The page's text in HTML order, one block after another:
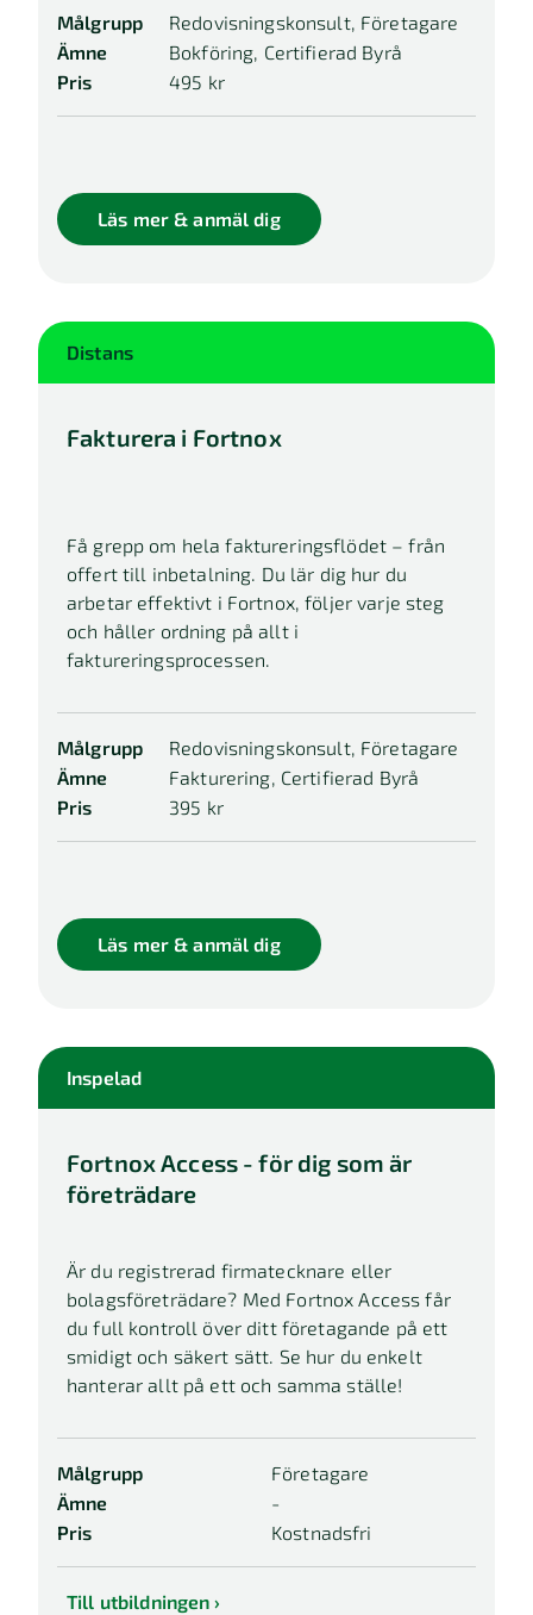
Kundkännedom
Bokslut & Skatt
Rapport & Analys
Visa fler
Utbildningstyp
Inspelad
Distans
På plats
Kostnad
Alla
Kostnadsfri
Målgrupp
Redovisningskonsult, Företagare
Ämne
Bokföring, Certifierad Byrå
Pris
495 kr
Läs mer & anmäl dig
Distans
Fakturera i Fortnox
Få grepp om hela faktureringsflödet – från
offert till inbetalning. Du lär dig hur du
arbetar effektivt i Fortnox, följer varje steg
och håller ordning på allt i
faktureringsprocessen.
Målgrupp
Redovisningskonsult, Företagare
Ämne
Fakturering, Certifierad Byrå
Pris
395 kr
Läs mer & anmäl dig
Inspelad
Fortnox Access - för dig som är
företrädare
Är du registrerad firmatecknare eller
bolagsföreträdare? Med Fortnox Access får
du full kontroll över ditt företagande på ett
smidigt och säkert sätt. Se hur du enkelt
hanterar allt på ett och samma ställe!
Målgrupp
Företagare
Ämne
-
Pris
Kostnadsfri
Till utbildningen